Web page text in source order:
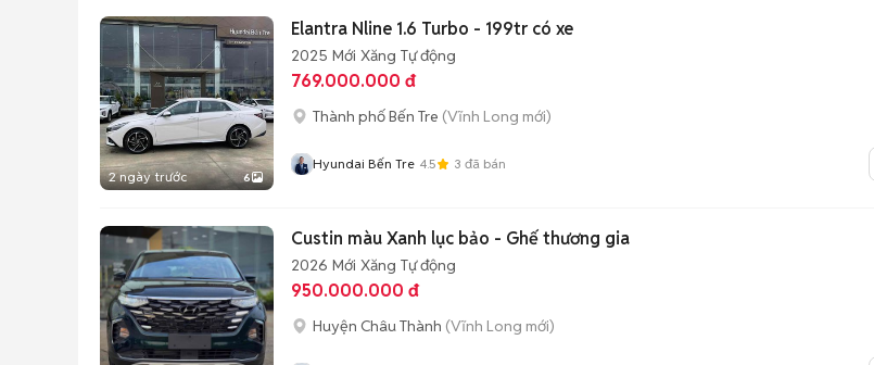
2 ngày trước 6
Elantra Nline 1.6 Turbo - 199tr có xe
2025 Mới Xăng Tự động
769.000.000 đ
Thành phố Bến Tre (Vĩnh Long mới)
Hyundai Bến Tre 4.5 3 đã bán
Custin màu Xanh lục bảo - Ghế thương gia
2026 Mới Xăng Tự động
950.000.000 đ
Huyện Châu Thành (Vĩnh Long mới)